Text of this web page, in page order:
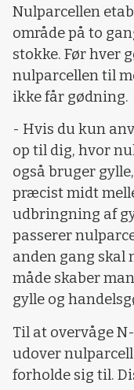
Nulparcellen
område på to
stokke. Før hver
nulparcellen til
ikke får gødning.
- Hvis du kun
op til dig, hvor
også bruger
præcist midt
udbringning af
passerer
anden gang skal
måde skaber
gylle og
Til at overvåge
udover
forholde sig til.